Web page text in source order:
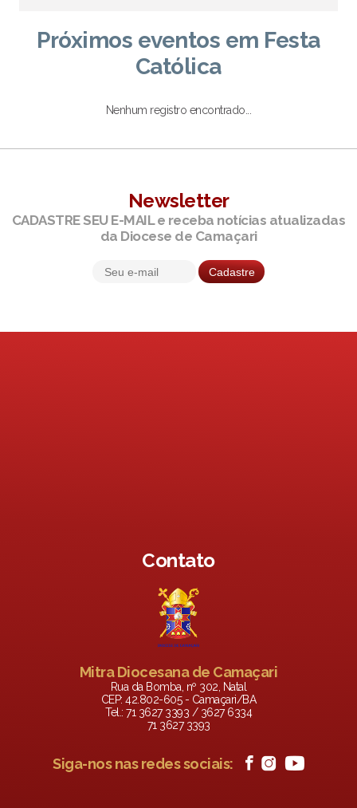
Próximos eventos em Festa
Católica
Nenhum registro encontrado...
Newsletter
CADASTRE SEU E-MAIL e receba notícias atualizadas
da Diocese de Camaçari
Contato
Mitra Diocesana de Camaçari
Rua da Bomba, nº 302, Natal
CEP: 42.802-605 - Camaçari/BA
Tel.: 71 3627 3393 / 3627 6334
71 3627 3393
Siga-nos nas redes sociais: